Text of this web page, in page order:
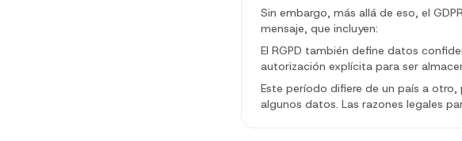
Sin embargo, más allá de eso, el
mensaje, que incluyen:
El RGPD también define datos
autorización explícita para ser
Este período difiere de un país a
algunos datos. Las razones legales